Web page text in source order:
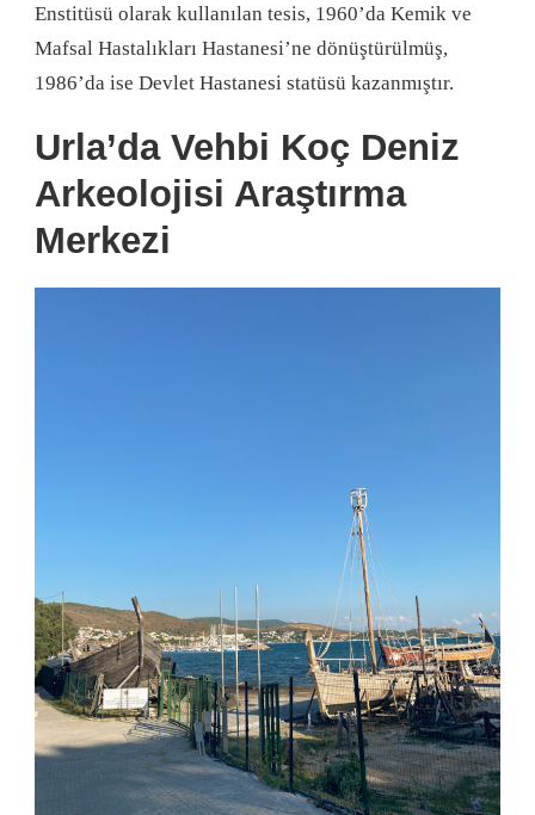
Enstitüsü olarak kullanılan tesis, 1960’da Kemik ve
Mafsal Hastalıkları Hastanesi’ne dönüştürülmüş,
1986’da ise Devlet Hastanesi statüsü kazanmıştır.
Urla’da Vehbi Koç Deniz
Arkeolojisi Araştırma
Merkezi